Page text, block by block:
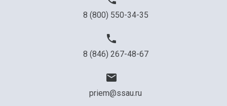
8 (800) 550-34-35
8 (846) 267-48-67
priem@ssau.ru